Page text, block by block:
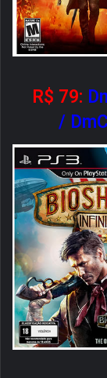
R$ 79:
/